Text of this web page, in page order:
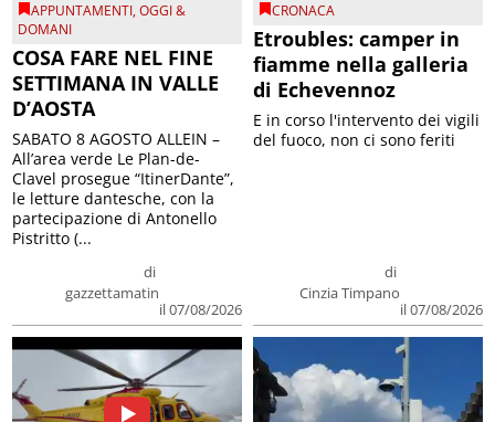
APPUNTAMENTI,OGGI &
DOMANI
COSA FARE NEL FINE
SETTIMANA IN VALLE
D’AOSTA
di
gazzettamatin
il 07/08/2026
SABATO 8 AGOSTO ALLEIN –
All’area verde Le Plan-de-
Clavel prosegue “ItinerDante”,
le letture dantesche, con la
partecipazione di Antonello
Pistritto (...
CRONACA
Etroubles: camper in
fiamme nella galleria
di Echevennoz
di
Cinzia Timpano
il 07/08/2026
E in corso l'intervento dei vigili
del fuoco, non ci sono feriti